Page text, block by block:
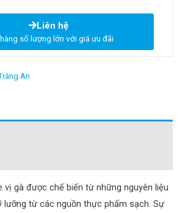
Liên hệ
số lượng lớn với giá ưu đãi
An
vị gà được chế biến từ những nguyên liệu
lưỡng từ các nguồn thực phẩm sạch. Sự